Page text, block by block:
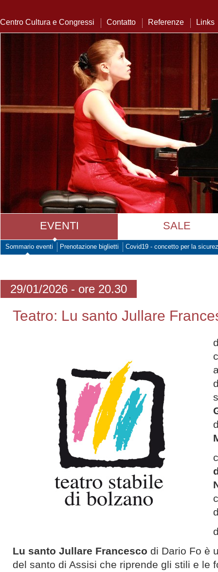
Centro Cultura e Congressi Contatto Referenze Links
EVENTI SALE
Sommario eventi Prenotazione biglietti Covid19 - concetto per la
29/01/2026 - ore 20.30
Teatro: Lu santo Jullare
Lu santo Jullare Francesco di Dario Fo è
del santo di Assisi che riprende gli stili e le